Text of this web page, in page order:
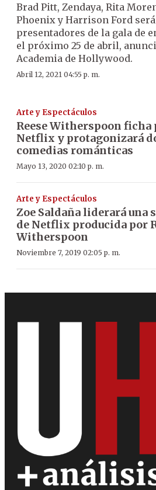
Brad Pitt, Zendaya, Rita
Phoenix y Harrison Ford
presentadores de la gala de
el próximo 25 de abril,
Academia de Hollywood.
Abril 12, 2021 04:55 p. m.
Arte y Espectáculos
Reese Witherspoon ficha
Netflix y protagonizará
comedias románticas
Mayo 13, 2020 02:10 p. m.
Arte y Espectáculos
Zoe Saldaña liderará una
de Netflix producida por
Witherspoon
Noviembre 7, 2019 02:05 p. m.